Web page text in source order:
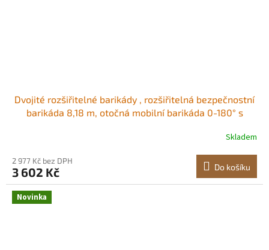
Dvojité rozšiřitelné barikády , rozšiřitelná bezpečnostní
barikáda 8,18 m, otočná mobilní barikáda 0-180° s
brána, dopravní plot pro terasu, zahradní schodiště
Skladem
2 977 Kč bez DPH
3 602 Kč Do košíku
Novinka